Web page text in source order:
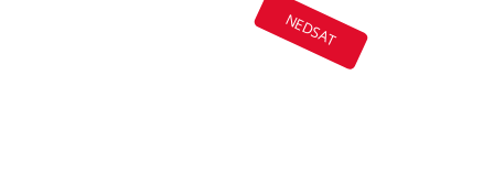
NEDSAT